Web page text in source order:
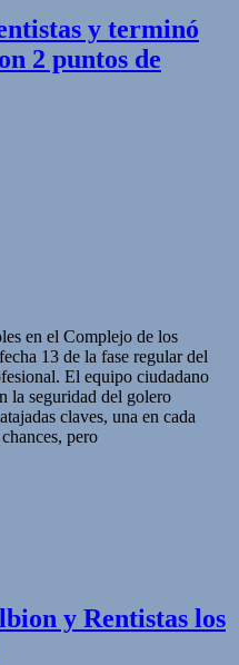
y terminó
2 puntos de
en el Complejo de los
13 de la fase regular del
El equipo ciudadano
la seguridad del golero
claves, una en cada
pero
y Rentistas los